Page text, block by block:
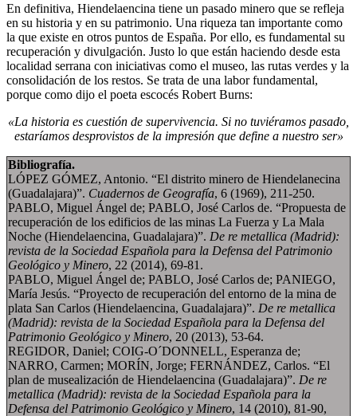
En definitiva, Hiendelaencina tiene un pasado minero que se refleja
en su historia y en su patrimonio. Una riqueza tan importante como
la que existe en otros puntos de España. Por ello, es fundamental su
recuperación y divulgación. Justo lo que están haciendo desde esta
localidad serrana con iniciativas como el museo, las rutas verdes y la
consolidación de los restos. Se trata de una labor fundamental,
porque como dijo el poeta escocés Robert Burns:
«La historia es cuestión de supervivencia. Si no tuviéramos pasado,
estaríamos desprovistos de la impresión que define a nuestro ser»
Bibliografía.
LÓPEZ GÓMEZ, Antonio. “El distrito minero de Hiendelanecina
(Guadalajara)”. Cuadernos de Geografía, 6 (1969), 211-250.
PABLO, Miguel Ángel de; PABLO, José Carlos de. “Propuesta de
recuperación de los edificios de las minas La Fuerza y La Mala
Noche (Hiendelaencina, Guadalajara)”. De re metallica (Madrid):
revista de la Sociedad Española para la Defensa del Patrimonio
Geológico y Minero, 22 (2014), 69-81.
PABLO, Miguel Ángel de; PABLO, José Carlos de; PANIEGO,
María Jesús. “Proyecto de recuperación del entorno de la mina de
plata San Carlos (Hiendelaencina, Guadalajara)”. De re metallica
(Madrid): revista de la Sociedad Española para la Defensa del
Patrimonio Geológico y Minero, 20 (2013), 53-64.
REGIDOR, Daniel; COIG-O´DONNELL, Esperanza de;
NARRO, Carmen; MORÍN, Jorge; FERNÁNDEZ, Carlos. “El
plan de musealización de Hiendelaencina (Guadalajara)”. De re
metallica (Madrid): revista de la Sociedad Española para la
Defensa del Patrimonio Geológico y Minero, 14 (2010), 81-90,